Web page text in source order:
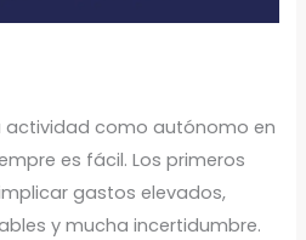
actividad como autónomo en
es fácil. Los primeros
gastos elevados,
y mucha incertidumbre.